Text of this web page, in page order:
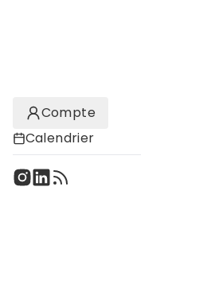
Compte
Calendrier